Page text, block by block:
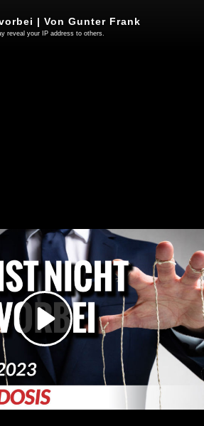
Play
Video
| Von Gunter Frank
reveal your IP address to others.